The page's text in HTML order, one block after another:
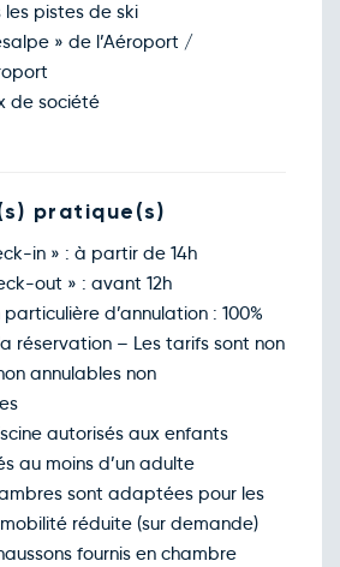
pistes de ski
» de l’Aéroport /
de société
pratique(s)
in » : à partir de 14h
out » : avant 12h
particulière d’annulation : 100%
réservation – Les tarifs sont non
annulables non
autorisés aux enfants
au moins d’un adulte
sont adaptées pour les
réduite (sur demande)
fournis en chambre